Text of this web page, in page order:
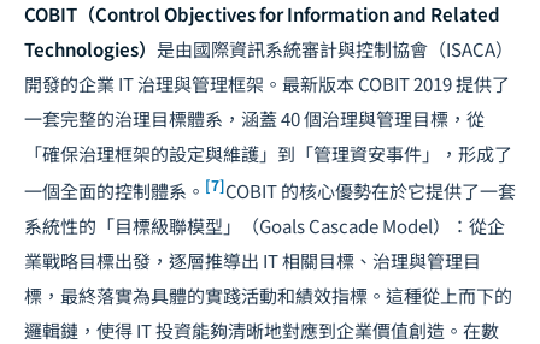
COBIT（Control Objectives for Information and Related
Technologies） 是由國際資訊系統審計與控制協會（ISACA）
開發的企業 IT 治理與管理框架。最新版本 COBIT 2019 提供了
一套完整的治理目標體系，涵蓋 40 個治理與管理目標，從
「確保治理框架的設定與維護」到「管理資安事件」，形成了
一個全面的控制體系。 [7]COBIT 的核心優勢在於它提供了一套
系統性的「目標級聯模型」（Goals Cascade Model）：從企
業戰略目標出發，逐層推導出 IT 相關目標、治理與管理目
標，最終落實為具體的實踐活動和績效指標。這種從上而下的
邏輯鏈，使得 IT 投資能夠清晰地對應到企業價值創造。在數